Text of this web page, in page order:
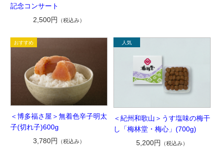
記念コンサート
2,500円
（税込み）
＜博多福さ屋＞無着色辛子明太
子(切れ子)600g
3,780円
（税込み）
＜紀州和歌山＞うす塩味の梅干
し「梅林堂・梅心」(700g)
5,200円
（税込み）